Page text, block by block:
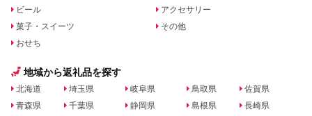
ビール
菓子・スイーツ
おせち
アクセサリー
その他
地域から返礼品を探す
北海道
青森県
埼玉県
千葉県
岐阜県
静岡県
鳥取県
島根県
佐賀県
長崎県